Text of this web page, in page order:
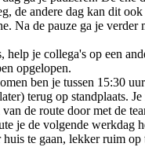
de andere dag kan dit
Na de pauze ga je verder
help je collega's op een
opgelopen.
ben je tussen 15:30
terug op standplaats. Je
de route door met de
je de volgende werkdag
huis te gaan, lekker ruim